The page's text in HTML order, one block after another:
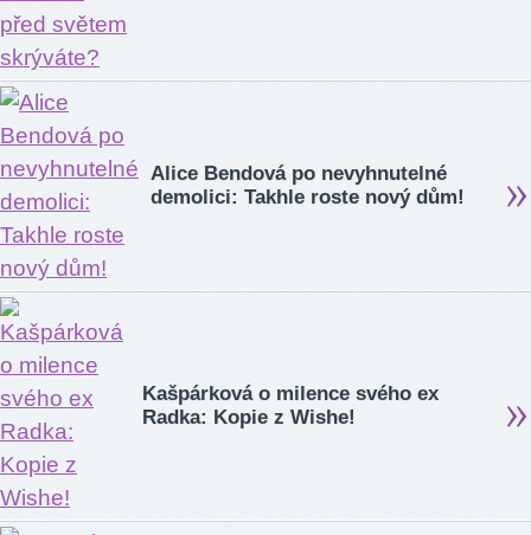
Alice Bendová po nevyhnutelné
demolici: Takhle roste nový dům!
Kašpárková o milence svého ex
Radka: Kopie z Wishe!